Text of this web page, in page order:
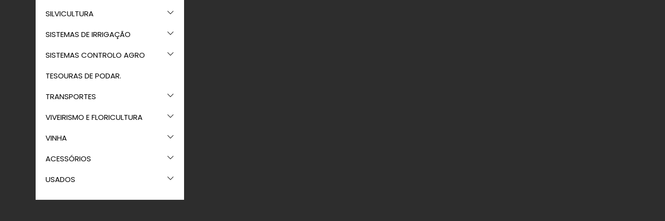
SILVICULTURA
SISTEMAS DE IRRIGAÇÃO
SISTEMAS CONTROLO AGRO
TESOURAS DE PODAR.
TRANSPORTES
VIVEIRISMO E FLORICULTURA
VINHA
ACESSÓRIOS
USADOS